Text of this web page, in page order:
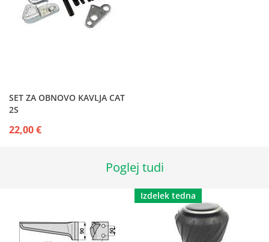
SET ZA OBNOVO KAVLJA CAT
2S
22,00 €
Poglej tudi
Izdelek tedna